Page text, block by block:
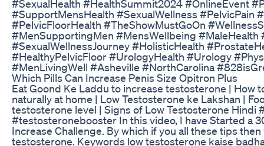
#SexualHealth #HealthSummit2024 #OnlineEvent
#SupportMensHealth #SexualWellness #PelvicPain
#PelvicFloorHealth #TheShowMustGoOn
#MenSupportingMen #MensWellbeing #MaleHealth
#SexualWellnessJourney #HolisticHealth
#HealthyPelvicFloor #UrologyHealth #Urology
#MenLivingWell #Asheville #NorthCarolina
Which Pills Can Increase Penis Size Opitron Plus
Eat Goond Ke Laddu to increase testosterone | How
naturally at home | Low Testosterone ke Lakshan |
testosterone level | Signs of Low Testosterone Hindi
#testosteronebooster In this video, I have Started a
Increase Challenge. By which if you all these tips
testosterone. Keywords low testosterone kaise